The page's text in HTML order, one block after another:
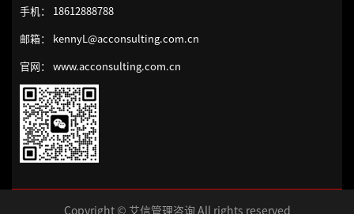
手机： 18612888788
邮箱： kennyL@acconsulting.com.cn
官网： www.acconsulting.com.cn
Copyright © 艾信管理咨询 All rights reserved